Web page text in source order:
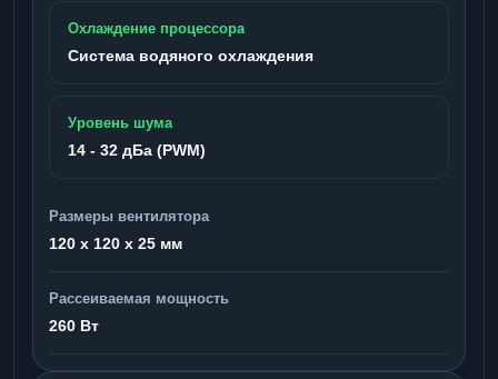
Охлаждение процессора
Система водяного охлаждения
Уровень шума
14 - 32 дБа (PWM)
Размеры вентилятора
120 x 120 x 25 мм
Рассеиваемая мощность
260 Вт